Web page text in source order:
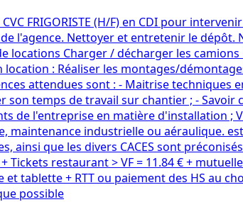
FRIGORISTE (H/F) en CDI pour
de l'agence. Nettoyer et entretenir le
locations Charger / décharger les camions
: Réaliser les montages/
attendues sont : - Maitrise techniques
temps de travail sur chantier ; - Savoir
de l'entreprise en matière d'installation ;
industrielle ou aéraulique.
ainsi que les divers CACES sont
restaurant > VF = 11.84 € +
tablette + RTT ou paiement des HS au
possible